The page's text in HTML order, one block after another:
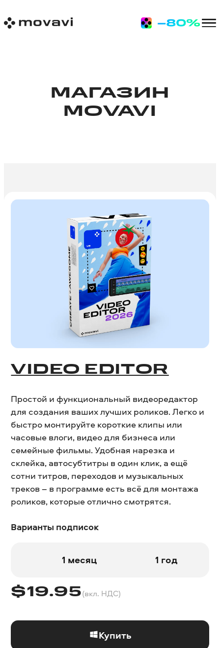
МАГАЗИН
MOVAVI
VIDEO EDITOR
Простой и функциональный видеоредактор
для создания ваших лучших роликов. Легко и
быстро монтируйте короткие клипы или
часовые влоги, видео для бизнеса или
семейные фильмы. Удобная нарезка и
склейка, автосубтитры в один клик, а ещё
сотни титров, переходов и музыкальных
треков – в программе есть всё для монтажа
роликов, которые отлично смотрятся.
Варианты подписок
1 месяц 1 год
$19.95(вкл. НДС)
Купить